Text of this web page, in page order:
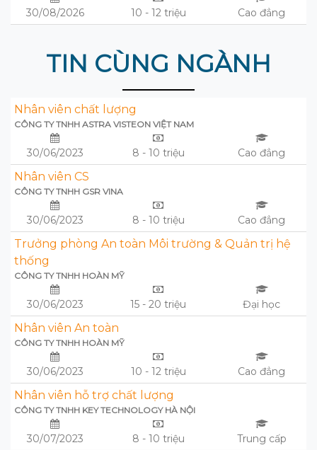
30/08/2026 10 - 12 triệu Cao đẳng
TIN CÙNG NGÀNH
Nhân viên chất lượng
CÔNG TY TNHH ASTRA VISTEON VIỆT NAM
30/06/2023 8 - 10 triệu Cao đẳng
Nhân viên CS
CÔNG TY TNHH GSR VINA
30/06/2023 8 - 10 triệu Cao đẳng
Trưởng phòng An toàn Môi trường & Quản trị hệ
thống
CÔNG TY TNHH HOÀN MỸ
30/06/2023 15 - 20 triệu Đại học
Nhân viên An toàn
CÔNG TY TNHH HOÀN MỸ
30/06/2023 10 - 12 triệu Cao đẳng
Nhân viên hỗ trợ chất lượng
CÔNG TY TNHH KEY TECHNOLOGY HÀ NỘI
30/07/2023 8 - 10 triệu Trung cấp